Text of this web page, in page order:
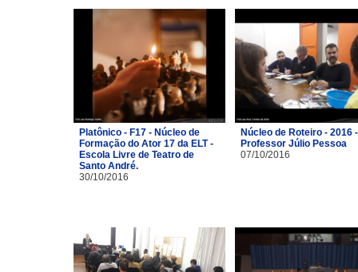
Platônico - F17 - Núcleo de
Formação do Ator 17 da ELT -
Escola Livre de Teatro de
Santo André.
30/10/2016
Núcleo de Roteiro - 2016 -
Professor Júlio Pessoa
07/10/2016